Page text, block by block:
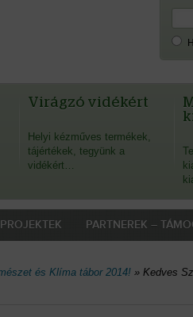
Virágzó vidékért
Helyi kézműves termékek,
tájértékek, tegyünk a
vidékért…
PROJEKTEK PARTNEREK –
és Klíma tábor 2014! » Kedves